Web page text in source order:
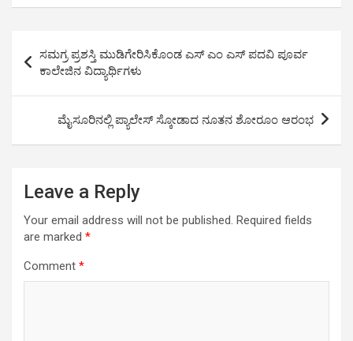
at
s
A
p
p
ce
b
o
o
k
tt
er
ail py
Li
n
k
ar
navigation
ಸಮಗ್ರ ಪ್ರಶಸ್ತಿ ಮುಡಿಗೇರಿಸಿಕೊಂಡ ಎಸ್ ಎಂ ಎಸ್ ಪದವಿ ಪೂರ್ವ
ಕಾಲೇಜಿನ ವಿದ್ಯಾರ್ಥಿಗಳು
ಮೈಸೂರಿನಲ್ಲಿ ಪ್ಯಾಲೇಸ್ ಸ್ಕೋಡಾದ ನೂತನ ಶೋರೂಂ ಆರಂಭ
Leave a Reply
Your email address will not be published. Required fields
are marked *
Comment *